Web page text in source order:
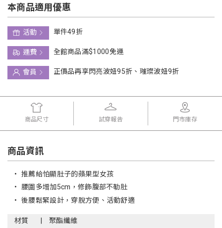
本商品適用優惠
活動
單件49折
運費
全館商品滿$1000免運
會員
正價品再享閃亮波妞95折、璀璨波妞9折
商品尺寸 試穿報告 門市庫存
商品資訊
• 推薦給怕顯肚子的蘋果型女孩
• 腰圍多增加5cm，修飾腹部不勒肚
• 後腰鬆緊設計，穿脫方便、活動舒適
材質
聚酯纖維